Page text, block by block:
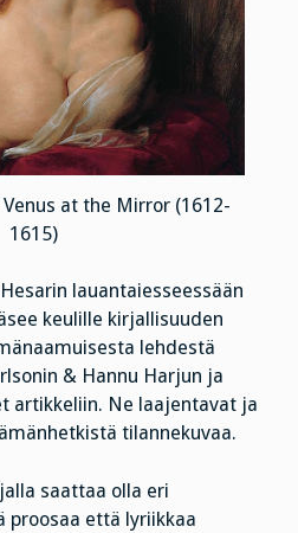
Venus at the Mirror (1612-
1615)
lauantaiesseessään
keulille kirjallisuuden
lehdestä
& Hannu Harjun ja
artikkeliin. Ne laajentavat ja
tilannekuvaa.
saattaa olla eri
proosaa että lyriikkaa